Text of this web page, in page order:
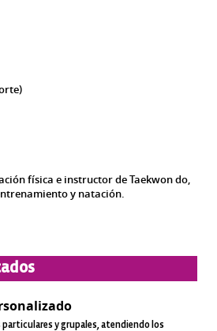
física e instructor de Taekwon do,
y natación.
y grupales, atendiendo los